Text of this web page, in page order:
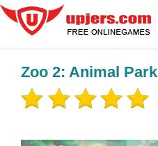
Zoo 2: Animal Park